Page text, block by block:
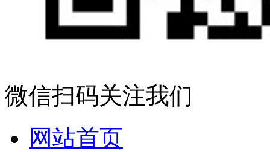
微信扫码关注我们
网站首页